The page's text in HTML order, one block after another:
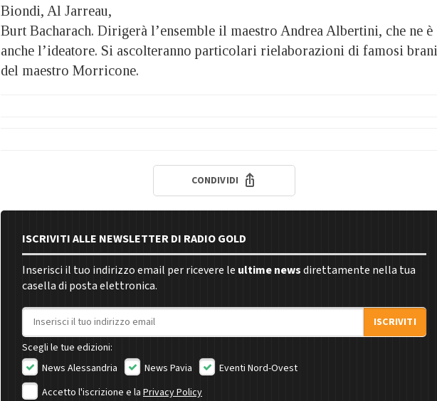
Biondi, Al Jarreau,
Burt Bacharach. Dirigerà l’ensemble il maestro Andrea Albertini, che ne è
anche l’ideatore. Si ascolteranno particolari rielaborazioni di famosi brani
del maestro Morricone.
CONDIVIDI
ISCRIVITI ALLE NEWSLETTER DI RADIO GOLD
Inserisci il tuo indirizzo email per ricevere le ultime newsdirettamente nella tua
casella di posta elettronica.
Indirizzo email
ISCRIVITI
Scegli le tue edizioni:
News Alessandria
News Pavia
Eventi Nord-Ovest
Accetto l'iscrizione e la Privacy Policy